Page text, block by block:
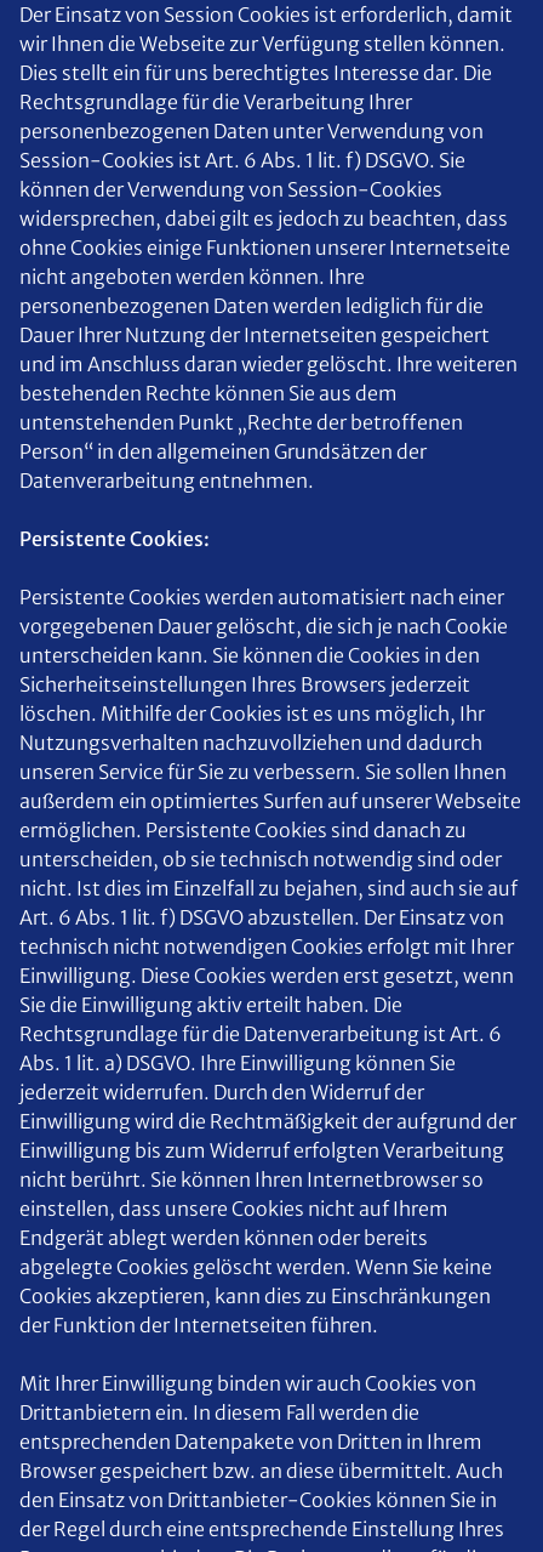
Der Einsatz von Session Cookies ist erforderlich, damit
wir Ihnen die Webseite zur Verfügung stellen können.
Dies stellt ein für uns berechtigtes Interesse dar. Die
Rechtsgrundlage für die Verarbeitung Ihrer
personenbezogenen Daten unter Verwendung von
Session-Cookies ist Art. 6 Abs. 1 lit. f) DSGVO. Sie
können der Verwendung von Session-Cookies
widersprechen, dabei gilt es jedoch zu beachten, dass
ohne Cookies einige Funktionen unserer Internetseite
nicht angeboten werden können. Ihre
personenbezogenen Daten werden lediglich für die
Dauer Ihrer Nutzung der Internetseiten gespeichert
und im Anschluss daran wieder gelöscht. Ihre weiteren
bestehenden Rechte können Sie aus dem
untenstehenden Punkt „Rechte der betroffenen
Person“ in den allgemeinen Grundsätzen der
Datenverarbeitung entnehmen.
Persistente Cookies:
Persistente Cookies werden automatisiert nach einer
vorgegebenen Dauer gelöscht, die sich je nach Cookie
unterscheiden kann. Sie können die Cookies in den
Sicherheitseinstellungen Ihres Browsers jederzeit
löschen. Mithilfe der Cookies ist es uns möglich, Ihr
Nutzungsverhalten nachzuvollziehen und dadurch
unseren Service für Sie zu verbessern. Sie sollen Ihnen
außerdem ein optimiertes Surfen auf unserer Webseite
ermöglichen. Persistente Cookies sind danach zu
unterscheiden, ob sie technisch notwendig sind oder
nicht. Ist dies im Einzelfall zu bejahen, sind auch sie auf
Art. 6 Abs. 1 lit. f) DSGVO abzustellen. Der Einsatz von
technisch nicht notwendigen Cookies erfolgt mit Ihrer
Einwilligung. Diese Cookies werden erst gesetzt, wenn
Sie die Einwilligung aktiv erteilt haben. Die
Rechtsgrundlage für die Datenverarbeitung ist Art. 6
Abs. 1 lit. a) DSGVO. Ihre Einwilligung können Sie
jederzeit widerrufen. Durch den Widerruf der
Einwilligung wird die Rechtmäßigkeit der aufgrund der
Einwilligung bis zum Widerruf erfolgten Verarbeitung
nicht berührt. Sie können Ihren Internetbrowser so
einstellen, dass unsere Cookies nicht auf Ihrem
Endgerät ablegt werden können oder bereits
abgelegte Cookies gelöscht werden. Wenn Sie keine
Cookies akzeptieren, kann dies zu Einschränkungen
der Funktion der Internetseiten führen.
Mit Ihrer Einwilligung binden wir auch Cookies von
Drittanbietern ein. In diesem Fall werden die
entsprechenden Datenpakete von Dritten in Ihrem
Browser gespeichert bzw. an diese übermittelt. Auch
den Einsatz von Drittanbieter-Cookies können Sie in
der Regel durch eine entsprechende Einstellung Ihres